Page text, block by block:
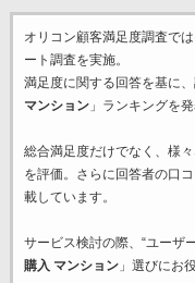
オリコン顧客満足度調査で
ート調査を実施。
満足度に関する回答を基に
マンション」ランキングを発
総合満足度だけでなく、様
を評価。さらに回答者の口
載しています。
サービス検討の際、“ユーザ
購入 マンション」選びにお